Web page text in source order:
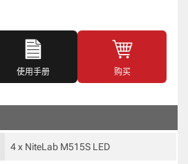
使用手册 购买
4 x NiteLab M515S LED